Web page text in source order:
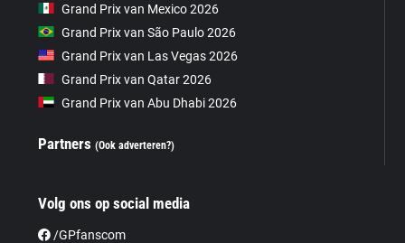
Grand Prix van Mexico 2026
Grand Prix van São Paulo 2026
Grand Prix van Las Vegas 2026
Grand Prix van Qatar 2026
Grand Prix van Abu Dhabi 2026
Partners(Ook adverteren?)
Volg ons op social media
/GPfanscom